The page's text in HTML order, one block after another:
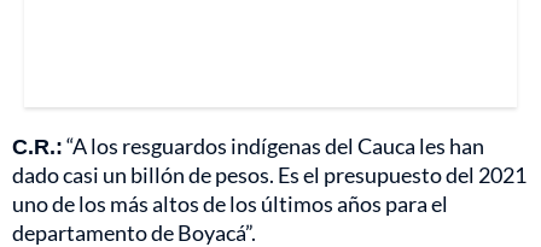
C.R.:“A los resguardos indígenas del Cauca les han
dado casi un billón de pesos. Es el presupuesto del 2021
uno de los más altos de los últimos años para el
departamento de Boyacá”.